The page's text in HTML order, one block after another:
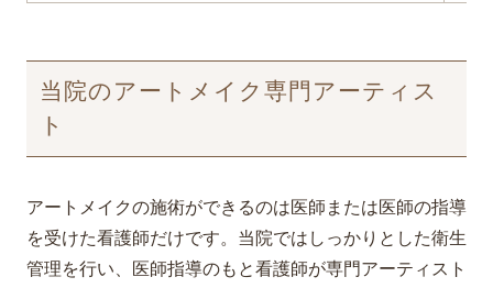
当院のアートメイク専門アーティス
ト
アートメイクの施術ができるのは医師または医師の指導
を受けた看護師だけです。当院ではしっかりとした衛生
管理を行い、医師指導のもと看護師が専門アーティスト